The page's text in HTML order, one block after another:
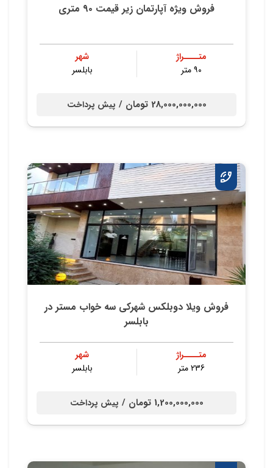
فروش ویژه آپارتمان زیر قیمت ۹۰ متری
متــــراژ
۹۰ متر
شهر
بابلسر
28,000,000,000 تومان / پیش پرداخت
فروش ویلا دوبلکس شهرکی سه خواب مستر در
بابلسر
متــــراژ
236 متر
شهر
بابلسر
1,200,000,000 تومان / پیش پرداخت